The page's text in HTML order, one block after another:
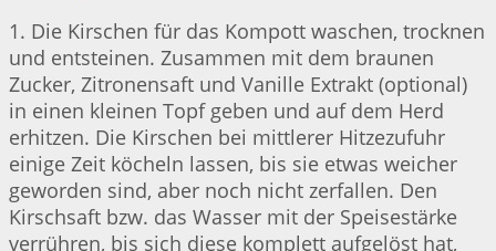
1. Die Kirschen für das Kompott waschen, trocknen
und entsteinen. Zusammen mit dem braunen
Zucker, Zitronensaft und Vanille Extrakt (optional)
in einen kleinen Topf geben und auf dem Herd
erhitzen. Die Kirschen bei mittlerer Hitzezufuhr
einige Zeit köcheln lassen, bis sie etwas weicher
geworden sind, aber noch nicht zerfallen. Den
Kirschsaft bzw. das Wasser mit der Speisestärke
verrühren, bis sich diese komplett aufgelöst hat,